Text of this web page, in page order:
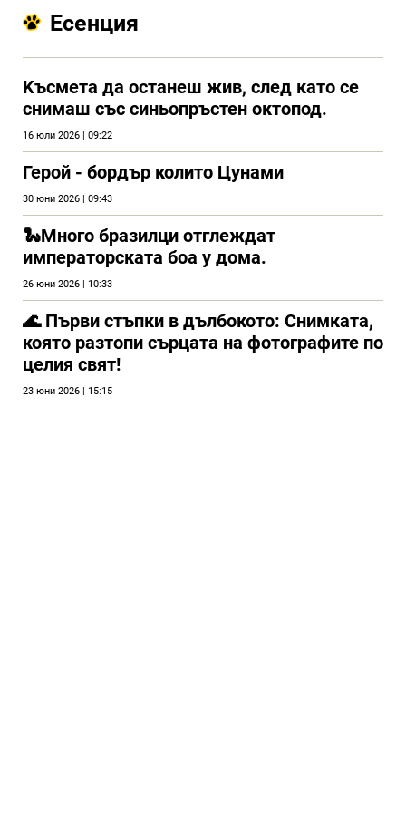
Есенция
Kъсмета да останеш жив, след като се
снимаш със синьопръстен октопод.
16 юли 2026 | 09:22
Герой - бордър колито Цунами
30 юни 2026 | 09:43
🐍Много бразилци отглеждат
императорската боа у дома.
26 юни 2026 | 10:33
🌊 Първи стъпки в дълбокото: Снимката,
която разтопи сърцата на фотографите по
целия свят!
23 юни 2026 | 15:15